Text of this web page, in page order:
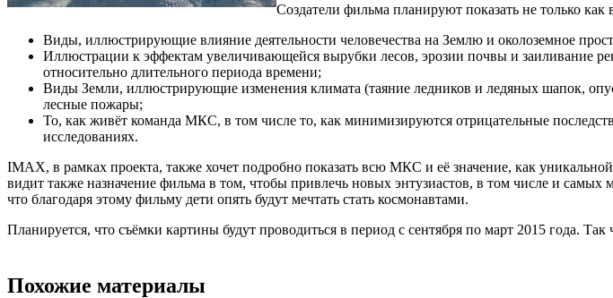
Создатели фильма планируют показать не только
Виды, иллюстрирующие влияние деятельности человечества на Землю и околоземное
Иллюстрации к эффектам увеличивающейся вырубки лесов, эрозии почвы и заиливание
относительно длительного периода времени;
Виды Земли, иллюстрирующие изменения климата (таяние ледников и ледяных шапок,
лесные пожары;
То, как живёт команда МКС, в том числе то, как минимизируются отрицательные
исследованиях.
IMAX, в рамках проекта, также хочет подробно показать всю МКС и её значение, как
видит также назначение фильма в том, чтобы привлечь новых энтузиастов, в том числе и
что благодаря этому фильму дети опять будут мечтать стать космонавтами.
Планируется, что съёмки картины будут проводиться в период с сентября по март 2015 года.
Похожие материалы